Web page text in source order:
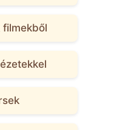
filmekből